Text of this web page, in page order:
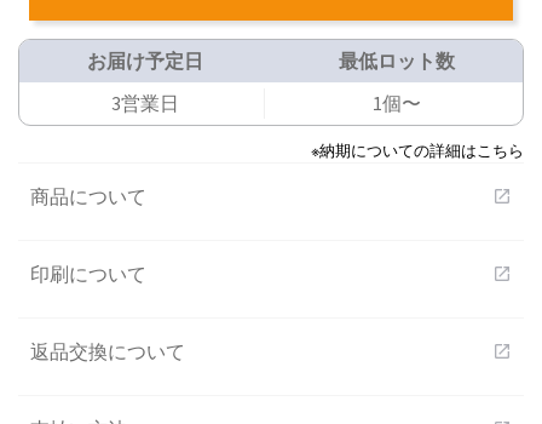
お届け予定日
3営業日
最低ロット数
1個〜
※納期についての詳細はこちら
商品について open_in_new
印刷について open_in_new
返品交換について open_in_new